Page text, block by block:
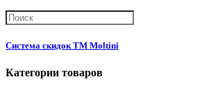
Система скидок ТМ Moltini
Категории товаров